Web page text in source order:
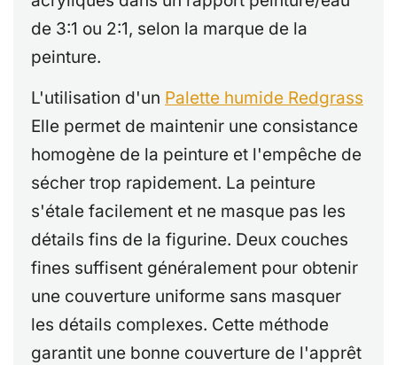
de 3:1 ou 2:1, selon la marque de la
peinture.
L'utilisation d'un Palette humide Redgrass
Elle permet de maintenir une consistance
homogène de la peinture et l'empêche de
sécher trop rapidement. La peinture
s'étale facilement et ne masque pas les
détails fins de la figurine. Deux couches
fines suffisent généralement pour obtenir
une couverture uniforme sans masquer
les détails complexes. Cette méthode
garantit une bonne couverture de l'apprêt